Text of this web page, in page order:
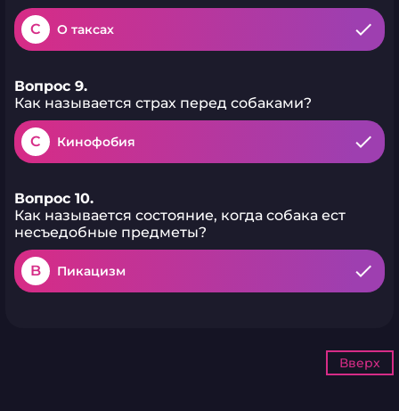
C О таксах
Вопрос 9.
Как называется страх перед собаками?
C Кинофобия
Вопрос 10.
Как называется состояние, когда собака ест
несъедобные предметы?
B Пикацизм
Вверх